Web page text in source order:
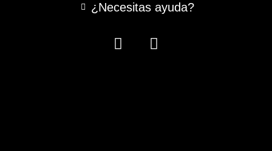
¿Necesitas ayuda?